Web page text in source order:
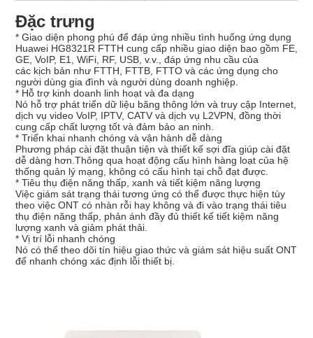
Đặc trưng
* Giao diện phong phú để đáp ứng nhiều tình huống ứng dụng
Huawei HG8321R FTTH cung cấp nhiều giao diện bao gồm FE,
GE, VoIP, E1, WiFi, RF, USB, v.v., đáp ứng nhu cầu của
các kịch bản như FTTH, FTTB, FTTO và các ứng dụng cho
người dùng gia đình và người dùng doanh nghiệp.
* Hỗ trợ kinh doanh linh hoạt và đa dạng
Nó hỗ trợ phát triển dữ liệu băng thông lớn và truy cập Internet,
dịch vụ video VoIP, IPTV, CATV và dịch vụ L2VPN, đồng thời
cung cấp chất lượng tốt và đảm bảo an ninh.
* Triển khai nhanh chóng và vận hành dễ dàng
Phương pháp cài đặt thuận tiện và thiết kế sợi đĩa giúp cài đặt
dễ dàng hơn.Thông qua hoạt động cấu hình hàng loạt của hệ
thống quản lý mạng, không có cấu hình tại chỗ đạt được.
* Tiêu thụ điện năng thấp, xanh và tiết kiệm năng lượng
Việc giám sát trạng thái tương ứng có thể được thực hiện tùy
theo việc ONT có nhàn rỗi hay không và đi vào trạng thái tiêu
thụ điện năng thấp, phản ánh đầy đủ thiết kế tiết kiệm năng
lượng xanh và giảm phát thải.
* Vị trí lỗi nhanh chóng
Nó có thể theo dõi tín hiệu giao thức và giám sát hiệu suất ONT
để nhanh chóng xác định lỗi thiết bị.